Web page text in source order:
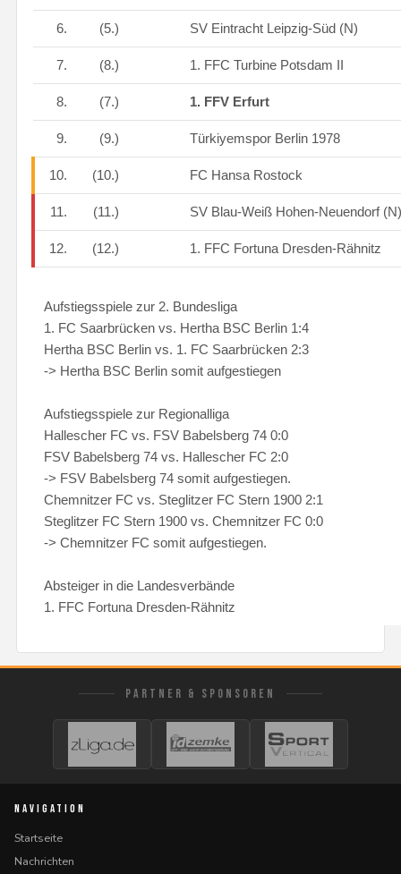
6. (5.) SV Eintracht Leipzig-Süd (N)
7. (8.) 1. FFC Turbine Potsdam II
8. (7.) 1. FFV Erfurt
9. (9.) Türkiyemspor Berlin 1978
10. (10.) FC Hansa Rostock
11. (11.) SV Blau-Weiß Hohen-Neuendorf
12. (12.) 1. FFC Fortuna Dresden-Rähnitz
Aufstiegsspiele zur 2. Bundesliga
1. FC Saarbrücken vs. Hertha BSC Berlin 1:4
Hertha BSC Berlin vs. 1. FC Saarbrücken 2:3
-> Hertha BSC Berlin somit aufgestiegen
Aufstiegsspiele zur Regionalliga
Hallescher FC vs. FSV Babelsberg 74 0:0
FSV Babelsberg 74 vs. Hallescher FC 2:0
-> FSV Babelsberg 74 somit aufgestiegen.
Chemnitzer FC vs. Steglitzer FC Stern 1900 2:1
Steglitzer FC Stern 1900 vs. Chemnitzer FC 0:0
-> Chemnitzer FC somit aufgestiegen.
Absteiger in die Landesverbände
1. FFC Fortuna Dresden-Rähnitz
PARTNER & SPONSOREN
NAVIGATION
Startseite
Nachrichten